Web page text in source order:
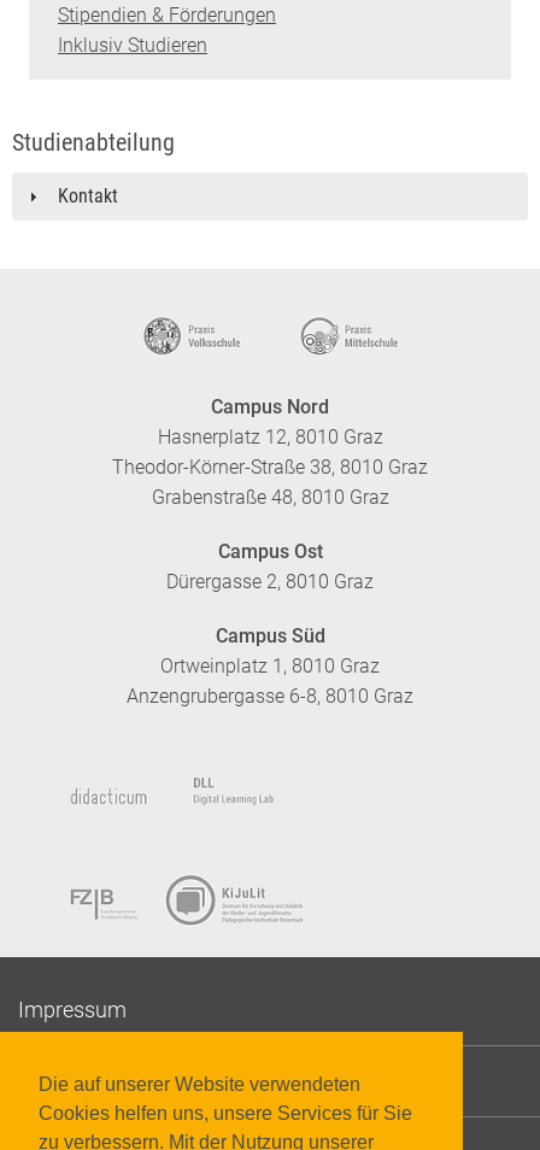
Die auf unserer Website verwendeten
Cookies helfen uns, unsere Services für Sie
zu verbessern. Mit der Nutzung unserer
Stipendien & Förderungen
Inklusiv Studieren
Studienabteilung
Kontakt
Campus Nord
Hasnerplatz 12, 8010 Graz
Theodor-Körner-Straße 38, 8010 Graz
Grabenstraße 48, 8010 Graz
Campus Ost
Dürergasse 2, 8010 Graz
Campus Süd
Ortweinplatz 1, 8010 Graz
Anzengrubergasse 6-8, 8010 Graz
Impressum
Datenschutzerklärung